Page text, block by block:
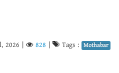
2026 | 828 | Tags : Mothabar